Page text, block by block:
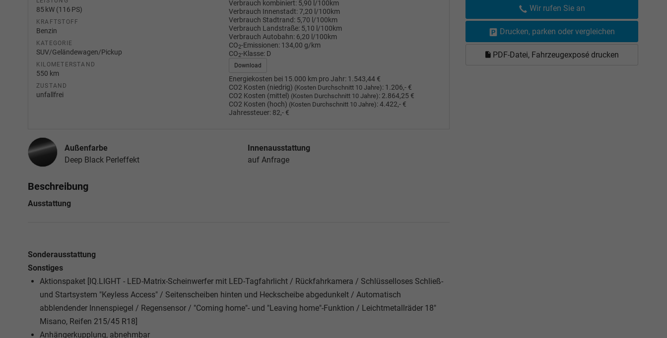
Wir rufen Sie an
Drucken, parken oder vergleichen
PDF-Datei, Fahrzeugexposé drucken
85 kW (116 PS)
KRAFTSTOFF
Benzin
KATEGORIE
SUV/Geländewagen/Pickup
KILOMETERSTAND
550 km
ZUSTAND
unfallfrei
Verbrauch kombiniert: 5,90 l/100km
Verbrauch Innenstadt:7,20 l/100km
Verbrauch Stadtrand: 5,70 l/100km
Verbrauch Landstraße: 5,10 l/100km
Verbrauch Autobahn: 6,20 l/100km
CO2-Emissionen: 134,00 g/km
CO2-Klasse: D
Download
Energiekosten bei 15.000 km pro Jahr: 1.543,44 €
CO2 Kosten (niedrig) (Kosten Durchschnitt 10 Jahre): 1.206,- €
CO2 Kosten (mittel) (Kosten Durchschnitt 10 Jahre): 2.864,25 €
CO2 Kosten (hoch) (Kosten Durchschnitt 10 Jahre):4.422,- €
Jahressteuer: 82,- €
Außenfarbe
Deep Black Perleffekt
Innenausstattung
auf Anfrage
Beschreibung
Ausstattung
Sonderausstattung
Sonstiges
Aktionspaket [IQ.LIGHT - LED-Matrix-Scheinwerfer mit LED-Tagfahrlicht / Rückfahrkamera / Schlüsselloses Schließ-
und Startsystem "Keyless Access" / Seitenscheiben hinten und Heckscheibe abgedunkelt / Automatisch
abblendender Innenspiegel / Regensensor / "Coming home"- und "Leaving home"-Funktion / Leichtmetallräder 18"
Misano, Reifen 215/45 R18]
Anhängerkupplung, abnehmbar